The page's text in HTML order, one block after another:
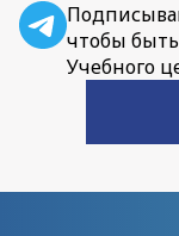
чтобы
Учебного